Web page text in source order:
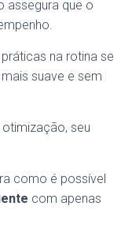
assegura que o
na rotina se
suave e sem
otimização, seu
como é possível
com apenas